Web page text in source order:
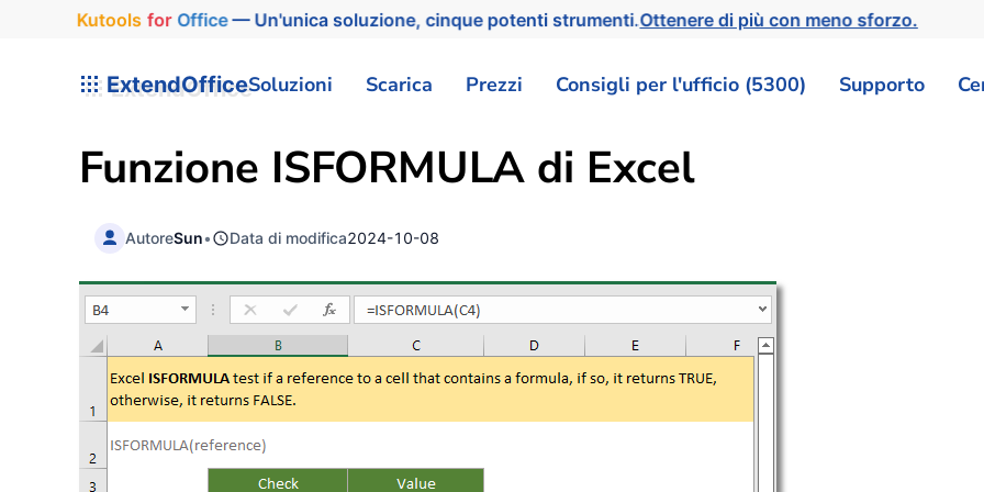
Kutools for Office— Un'unica soluzione, cinque potenti strumenti.Ottenere di più con meno sforzo.
ExtendOfficeSoluzioni Scarica Prezzi Consigli per l'ufficio (5300) Supporto
Funzione ISFORMULA di Excel
AutoreSun• Data di modifica2024-10-08